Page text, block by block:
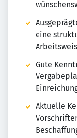
eine
Gute
Aktuelle